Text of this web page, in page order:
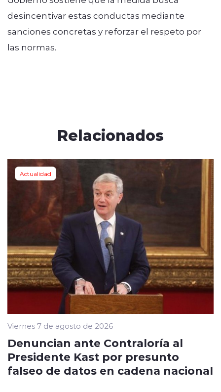
desincentivar estas conductas mediante
sanciones concretas y reforzar el respeto por
las normas.
Relacionados
Actualidad
Viernes 7 de agosto de 2026
Denuncian ante Contraloría al
Presidente Kast por presunto
falseo de datos en cadena nacional